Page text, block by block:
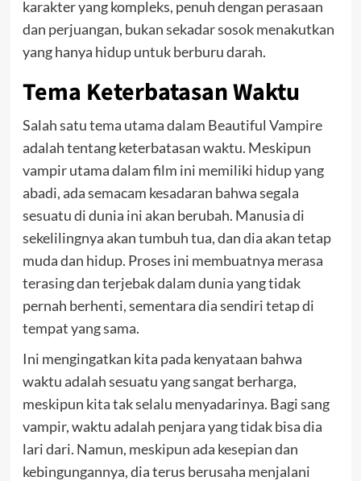
karakter yang kompleks, penuh dengan perasaan
dan perjuangan, bukan sekadar sosok menakutkan
yang hanya hidup untuk berburu darah.
Tema Keterbatasan Waktu
Salah satu tema utama dalam Beautiful Vampire
adalah tentang keterbatasan waktu. Meskipun
vampir utama dalam film ini memiliki hidup yang
abadi, ada semacam kesadaran bahwa segala
sesuatu di dunia ini akan berubah. Manusia di
sekelilingnya akan tumbuh tua, dan dia akan tetap
muda dan hidup. Proses ini membuatnya merasa
terasing dan terjebak dalam dunia yang tidak
pernah berhenti, sementara dia sendiri tetap di
tempat yang sama.
Ini mengingatkan kita pada kenyataan bahwa
waktu adalah sesuatu yang sangat berharga,
meskipun kita tak selalu menyadarinya. Bagi sang
vampir, waktu adalah penjara yang tidak bisa dia
lari dari. Namun, meskipun ada kesepian dan
kebingungannya, dia terus berusaha menjalani